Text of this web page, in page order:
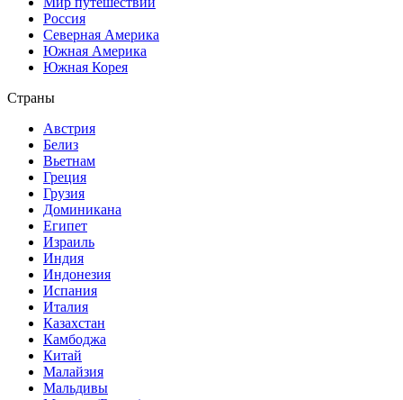
Россия
Северная Америка
Южная Америка
Южная Корея
Страны
Австрия
Белиз
Вьетнам
Греция
Грузия
Доминикана
Египет
Израиль
Индия
Индонезия
Испания
Италия
Казахстан
Камбоджа
Китай
Малайзия
Мальдивы